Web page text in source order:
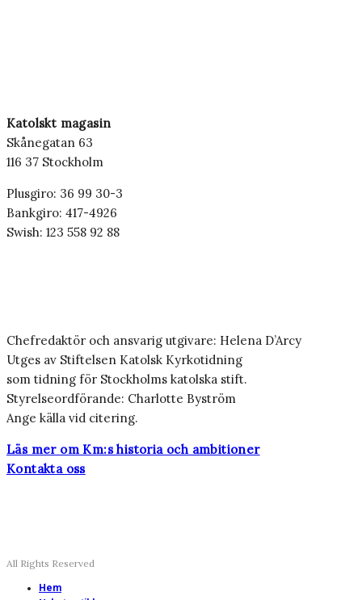
Katolskt magasin
Skånegatan 63
116 37 Stockholm
Plusgiro: 36 99 30-3
Bankgiro: 417-4926
Swish: 123 558 92 88
Chefredaktör och ansvarig utgivare: Helena D’Arcy
Utges av Stiftelsen Katolsk Kyrkotidning
som tidning för Stockholms katolska stift.
Styrelseordförande: Charlotte Byström
Ange källa vid citering.
Läs mer om Km:s historia och ambitioner
Kontakta oss
All Rights Reserved
Hem